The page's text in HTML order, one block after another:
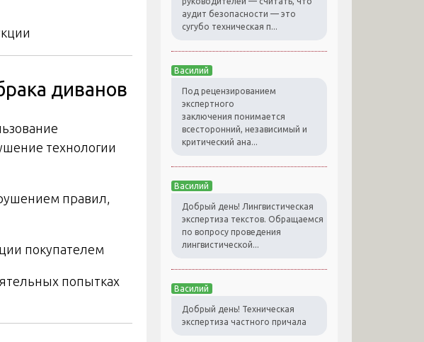
диванов
технологии
правил,
покупателем
попытках
аудит безопасности — это
сугубо техническая п...
Василий
Под рецензированием
экспертного
заключения понимается
всесторонний, независимый и
критический ана...
Василий
Добрый день! Лингвистическая
экспертиза текстов. Обращаемся
по вопросу проведения
лингвистической...
Василий
Добрый день! Техническая
экспертиза частного причала